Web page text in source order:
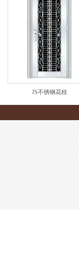
JS不锈钢花枝